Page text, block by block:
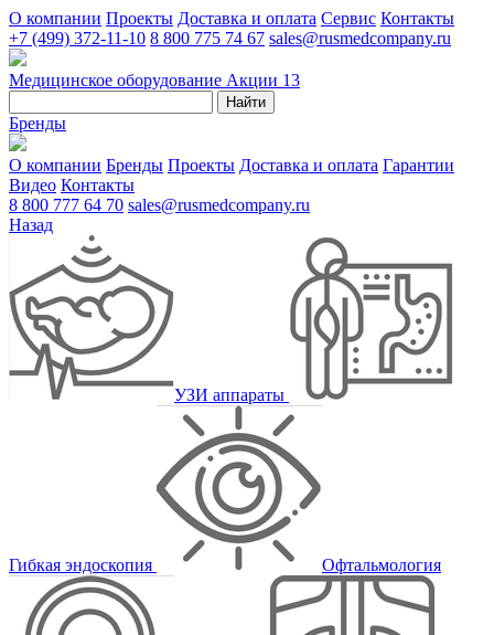
О компании Проекты Доставка и оплата Сервис Контакты
+7 (499) 372-11-10 8 800 775 74 67 sales@rusmedcompany.ru
Медицинское оборудование Акции 13
Найти
Бренды
О компании Бренды Проекты Доставка и оплата Гарантии
Видео Контакты
8 800 777 64 70 sales@rusmedcompany.ru
Назад
УЗИ аппараты
Гибкая эндоскопия Офтальмология